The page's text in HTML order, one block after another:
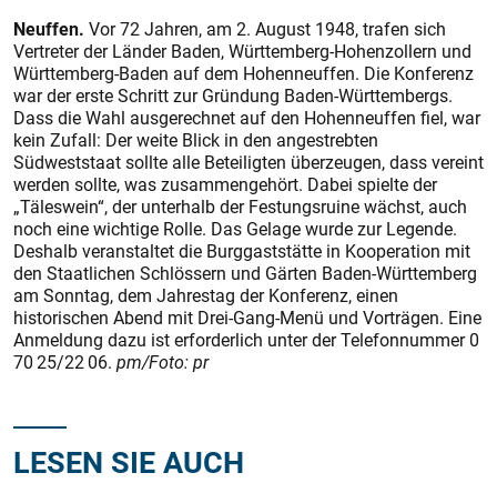
Neuffen. Vor 72 Jahren, am 2. August 1948, trafen sich
Vertreter der Länder Baden, Württemberg-Hohenzollern und
Württemberg-Baden auf dem Hohenneuffen. Die Konferenz
war der erste Schritt zur Gründung Baden-Württembergs.
Dass die Wahl ausgerechnet auf den Hohenneuffen fiel, war
kein Zufall: Der weite Blick in den angestrebten
Südweststaat sollte alle Beteiligten überzeugen, dass vereint
werden sollte, was zusammengehört. Dabei spielte der
„Täleswein“, der unterhalb der Festungsruine wächst, auch
noch eine wichtige Rolle. Das Gelage wurde zur Legende.
Deshalb veranstaltet die Burggaststätte in Kooperation mit
den Staatlichen Schlössern und Gärten Baden-Württemberg
am Sonntag, dem Jahrestag der Konferenz, einen
historischen Abend mit Drei-Gang-Menü und Vorträgen. Eine
Anmeldung dazu ist erforderlich unter der Telefonnummer 0
70 25/22 06. pm/Foto: pr
LESEN SIE AUCH